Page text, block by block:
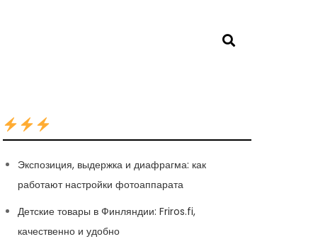
Экспозиция, выдержка и диафрагма: как
работают настройки фотоаппарата
Детские товары в Финляндии: Friros.fi,
качественно и удобно